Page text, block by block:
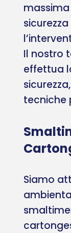
Il nostro
effettua
tecniche
Siamo